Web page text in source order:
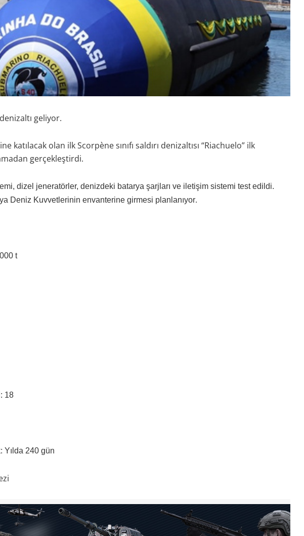
geliyor.
katılacak olan ilk Scorpène sınıfı saldırı denizaltısı “Riachuelo” ilk
gerçekleştirdi.
dizel jeneratörler, denizdeki batarya şarjları ve iletişim sistemi test edildi.
Deniz Kuvvetlerinin envanterine girmesi planlanıyor.
t
18
240 gün